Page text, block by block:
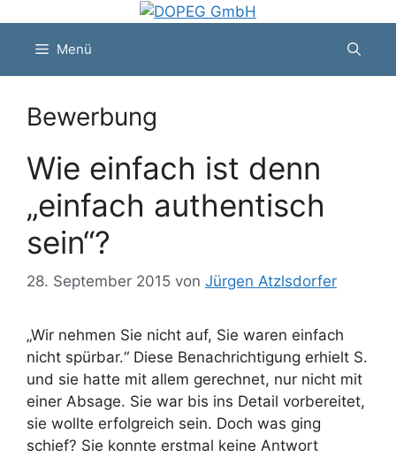
springenMenü
Bewerbung
Wie einfach ist denn
„einfach authentisch
sein“?
28. September 2015 von Jürgen Atzlsdorfer
„Wir nehmen Sie nicht auf, Sie waren einfach
nicht spürbar.“ Diese Benachrichtigung erhielt S.
und sie hatte mit allem gerechnet, nur nicht mit
einer Absage. Sie war bis ins Detail vorbereitet,
sie wollte erfolgreich sein. Doch was ging
schief? Sie konnte erstmal keine Antwort